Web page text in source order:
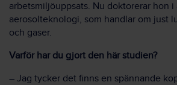
arbetsmiljöuppsats. Nu doktorerar hon i
aerosolteknologi, som handlar om just
och gaser.
Varför har du gjort den här studien?
– Jag tycker det finns en spännande